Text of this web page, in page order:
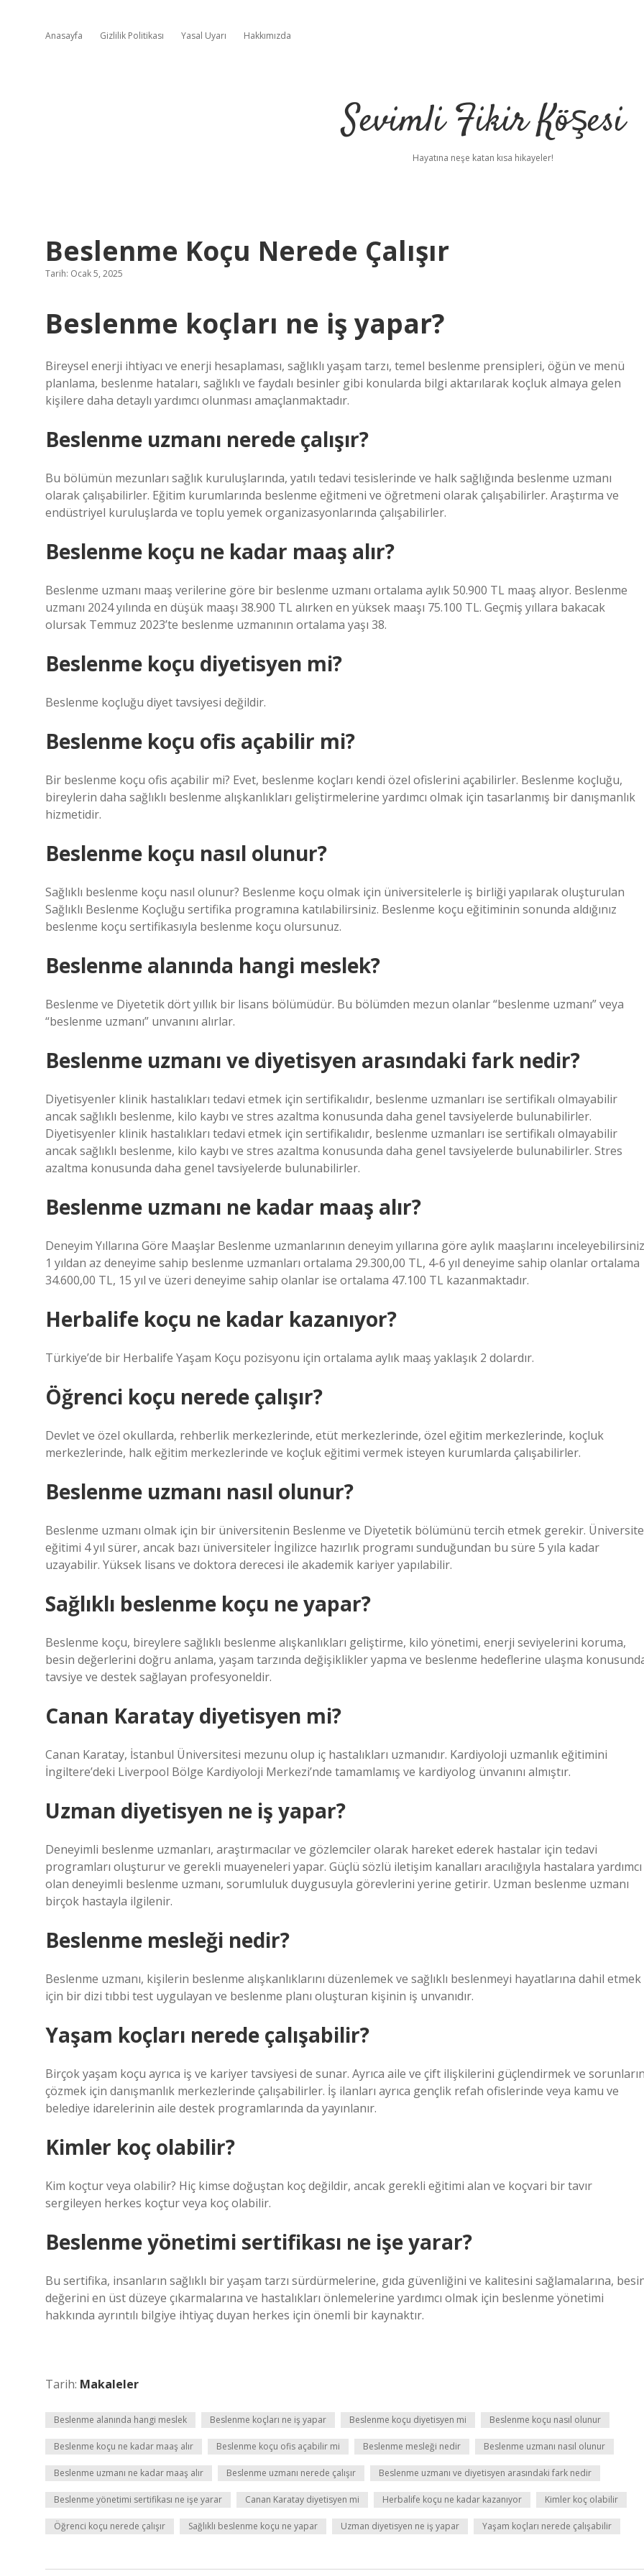
Anasayfa Gizlilik Politikası Yasal Uyarı Hakkımızda
Sevimli Fikir Köşesi
Hayatına neşe katan kısa hikayeler!
Beslenme Koçu Nerede Çalışır
Tarih: Ocak 5, 2025
Beslenme koçları ne iş yapar?
Bireysel enerji ihtiyacı ve enerji hesaplaması, sağlıklı yaşam tarzı, temel beslenme prensipleri, öğün ve menü
planlama, beslenme hataları, sağlıklı ve faydalı besinler gibi konularda bilgi aktarılarak koçluk almaya gelen
kişilere daha detaylı yardımcı olunması amaçlanmaktadır.
Beslenme uzmanı nerede çalışır?
Bu bölümün mezunları sağlık kuruluşlarında, yatılı tedavi tesislerinde ve halk sağlığında beslenme uzmanı
olarak çalışabilirler. Eğitim kurumlarında beslenme eğitmeni ve öğretmeni olarak çalışabilirler. Araştırma ve
endüstriyel kuruluşlarda ve toplu yemek organizasyonlarında çalışabilirler.
Beslenme koçu ne kadar maaş alır?
Beslenme uzmanı maaş verilerine göre bir beslenme uzmanı ortalama aylık 50.900 TL maaş alıyor. Beslenme
uzmanı 2024 yılında en düşük maaşı 38.900 TL alırken en yüksek maaşı 75.100 TL. Geçmiş yıllara bakacak
olursak Temmuz 2023’te beslenme uzmanının ortalama yaşı 38.
Beslenme koçu diyetisyen mi?
Beslenme koçluğu diyet tavsiyesi değildir.
Beslenme koçu ofis açabilir mi?
Bir beslenme koçu ofis açabilir mi? Evet, beslenme koçları kendi özel ofislerini açabilirler. Beslenme koçluğu,
bireylerin daha sağlıklı beslenme alışkanlıkları geliştirmelerine yardımcı olmak için tasarlanmış bir danışmanlık
hizmetidir.
Beslenme koçu nasıl olunur?
Sağlıklı beslenme koçu nasıl olunur? Beslenme koçu olmak için üniversitelerle iş birliği yapılarak oluşturulan
Sağlıklı Beslenme Koçluğu sertifika programına katılabilirsiniz. Beslenme koçu eğitiminin sonunda aldığınız
beslenme koçu sertifikasıyla beslenme koçu olursunuz.
Beslenme alanında hangi meslek?
Beslenme ve Diyetetik dört yıllık bir lisans bölümüdür. Bu bölümden mezun olanlar “beslenme uzmanı” veya
“beslenme uzmanı” unvanını alırlar.
Beslenme uzmanı ve diyetisyen arasındaki fark nedir?
Diyetisyenler klinik hastalıkları tedavi etmek için sertifikalıdır, beslenme uzmanları ise sertifikalı olmayabilir
ancak sağlıklı beslenme, kilo kaybı ve stres azaltma konusunda daha genel tavsiyelerde bulunabilirler.
Diyetisyenler klinik hastalıkları tedavi etmek için sertifikalıdır, beslenme uzmanları ise sertifikalı olmayabilir
ancak sağlıklı beslenme, kilo kaybı ve stres azaltma konusunda daha genel tavsiyelerde bulunabilirler. Stres
azaltma konusunda daha genel tavsiyelerde bulunabilirler.
Beslenme uzmanı ne kadar maaş alır?
Deneyim Yıllarına Göre Maaşlar Beslenme uzmanlarının deneyim yıllarına göre aylık maaşlarını
1 yıldan az deneyime sahip beslenme uzmanları ortalama 29.300,00 TL, 4-6 yıl deneyime sahip olanlar ortalama
34.600,00 TL, 15 yıl ve üzeri deneyime sahip olanlar ise ortalama 47.100 TL kazanmaktadır.
Herbalife koçu ne kadar kazanıyor?
Türkiye’de bir Herbalife Yaşam Koçu pozisyonu için ortalama aylık maaş yaklaşık 2 dolardır.
Öğrenci koçu nerede çalışır?
Devlet ve özel okullarda, rehberlik merkezlerinde, etüt merkezlerinde, özel eğitim merkezlerinde, koçluk
merkezlerinde, halk eğitim merkezlerinde ve koçluk eğitimi vermek isteyen kurumlarda çalışabilirler.
Beslenme uzmanı nasıl olunur?
Beslenme uzmanı olmak için bir üniversitenin Beslenme ve Diyetetik bölümünü tercih etmek gerekir. Üniversite
eğitimi 4 yıl sürer, ancak bazı üniversiteler İngilizce hazırlık programı sunduğundan bu süre 5 yıla kadar
uzayabilir. Yüksek lisans ve doktora derecesi ile akademik kariyer yapılabilir.
Sağlıklı beslenme koçu ne yapar?
Beslenme koçu, bireylere sağlıklı beslenme alışkanlıkları geliştirme, kilo yönetimi, enerji seviyelerini koruma,
besin değerlerini doğru anlama, yaşam tarzında değişiklikler yapma ve beslenme hedeflerine ulaşma
tavsiye ve destek sağlayan profesyoneldir.
Canan Karatay diyetisyen mi?
Canan Karatay, İstanbul Üniversitesi mezunu olup iç hastalıkları uzmanıdır. Kardiyoloji uzmanlık eğitimini
İngiltere’deki Liverpool Bölge Kardiyoloji Merkezi’nde tamamlamış ve kardiyolog ünvanını almıştır.
Uzman diyetisyen ne iş yapar?
Deneyimli beslenme uzmanları, araştırmacılar ve gözlemciler olarak hareket ederek hastalar için tedavi
programları oluşturur ve gerekli muayeneleri yapar. Güçlü sözlü iletişim kanalları aracılığıyla hastalara yardımcı
olan deneyimli beslenme uzmanı, sorumluluk duygusuyla görevlerini yerine getirir. Uzman beslenme uzmanı
birçok hastayla ilgilenir.
Beslenme mesleği nedir?
Beslenme uzmanı, kişilerin beslenme alışkanlıklarını düzenlemek ve sağlıklı beslenmeyi hayatlarına dahil etmek
için bir dizi tıbbi test uygulayan ve beslenme planı oluşturan kişinin iş unvanıdır.
Yaşam koçları nerede çalışabilir?
Birçok yaşam koçu ayrıca iş ve kariyer tavsiyesi de sunar. Ayrıca aile ve çift ilişkilerini güçlendirmek ve
çözmek için danışmanlık merkezlerinde çalışabilirler. İş ilanları ayrıca gençlik refah ofislerinde veya kamu ve
belediye idarelerinin aile destek programlarında da yayınlanır.
Kimler koç olabilir?
Kim koçtur veya olabilir? Hiç kimse doğuştan koç değildir, ancak gerekli eğitimi alan ve koçvari bir tavır
sergileyen herkes koçtur veya koç olabilir.
Beslenme yönetimi sertifikası ne işe yarar?
Bu sertifika, insanların sağlıklı bir yaşam tarzı sürdürmelerine, gıda güvenliğini ve kalitesini sağlamalarına,
değerini en üst düzeye çıkarmalarına ve hastalıkları önlemelerine yardımcı olmak için beslenme yönetimi
hakkında ayrıntılı bilgiye ihtiyaç duyan herkes için önemli bir kaynaktır.
Tarih: Makaleler
Beslenme alanında hangi meslek Beslenme koçları ne iş yapar Beslenme koçu diyetisyen mi Beslenme koçu nasıl olunur
Beslenme koçu ne kadar maaş alır Beslenme koçu ofis açabilir mi Beslenme mesleği nedir Beslenme uzmanı nasıl olunur
Beslenme uzmanı ne kadar maaş alır Beslenme uzmanı nerede çalışır Beslenme uzmanı ve diyetisyen arasındaki fark nedir
Beslenme yönetimi sertifikası ne işe yarar Canan Karatay diyetisyen mi Herbalife koçu ne kadar kazanıyor Kimler koç olabilir
Öğrenci koçu nerede çalışır Sağlıklı beslenme koçu ne yapar Uzman diyetisyen ne iş yapar Yaşam koçları nerede çalışabilir